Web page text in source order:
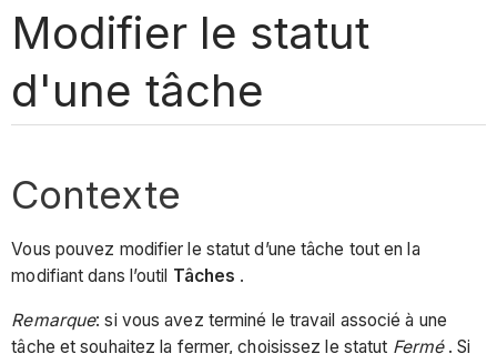
Modifier le statut
d'une tâche
Contexte
Vous pouvez modifier le statut d’une tâche tout en la
modifiant dans l’outil Tâches .
Remarque: si vous avez terminé le travail associé à une
tâche et souhaitez la fermer, choisissez le statut Fermé. Si